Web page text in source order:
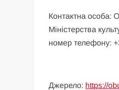
Контактна особа:
Міністерства
номер телефону:
Джерело: https://